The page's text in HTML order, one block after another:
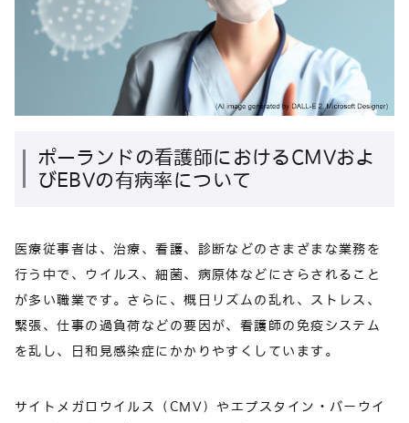
ポーランドの看護師におけるCMVおよ
びEBVの有病率について
医療従事者は、治療、看護、診断などのさまざまな業務を
行う中で、ウイルス、細菌、病原体などにさらされること
が多い職業です。さらに、概日リズムの乱れ、ストレス、
緊張、仕事の過負荷などの要因が、看護師の免疫システム
を乱し、日和見感染症にかかりやすくしています。
サイトメガロウイルス（CMV）やエプスタイン・バーウイ